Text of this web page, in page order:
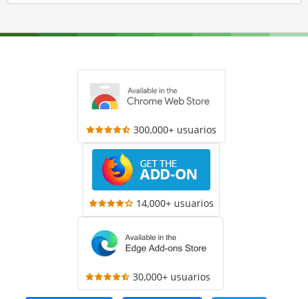
300,000+ usuarios
14,000+ usuarios
30,000+ usuarios